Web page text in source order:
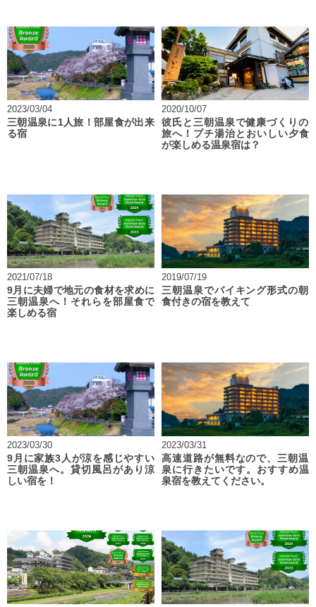
2023/03/04
三朝温泉に1人旅！部屋食が出来
る宿
2020/10/07
彼氏と三朝温泉で健康づくりの
旅へ！プチ湯治とおいしい夕食
が楽しめる温泉宿は？
2021/07/18
9月に夫婦で地元の食材を求めに
三朝温泉へ！それらを部屋食で
楽しめる宿
2019/07/19
三朝温泉でバイキング形式の朝
食付きの宿を教えて
2023/03/30
9月に家族3人が涼を感じやすい
三朝温泉へ。貸切風呂があり涼
しい宿を！
2023/03/31
高速道路が無料なので、三朝温
泉に行きたいです。おすすめ温
泉宿を教えてください。